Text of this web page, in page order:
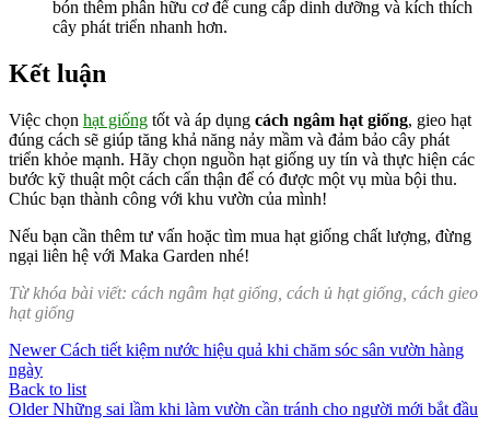
bón thêm phân hữu cơ để cung cấp dinh dưỡng và kích thích
cây phát triển nhanh hơn.
Kết luận
Việc chọn hạt giống tốt và áp dụng cách ngâm hạt giống, gieo hạt
đúng cách sẽ giúp tăng khả năng nảy mầm và đảm bảo cây phát
triển khỏe mạnh. Hãy chọn nguồn hạt giống uy tín và thực hiện các
bước kỹ thuật một cách cẩn thận để có được một vụ mùa bội thu.
Chúc bạn thành công với khu vườn của mình!
Nếu bạn cần thêm tư vấn hoặc tìm mua hạt giống chất lượng, đừng
ngại liên hệ với Maka Garden nhé!
Từ khóa bài viết: cách ngâm hạt giống, cách ủ hạt giống, cách gieo
hạt giống
Newer Cách tiết kiệm nước hiệu quả khi chăm sóc sân vườn hàng
ngày
Back to list
Older Những sai lầm khi làm vườn cần tránh cho người mới bắt đầu